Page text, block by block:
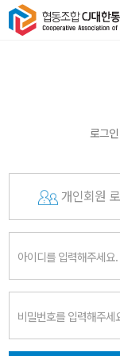
로그
개인회원